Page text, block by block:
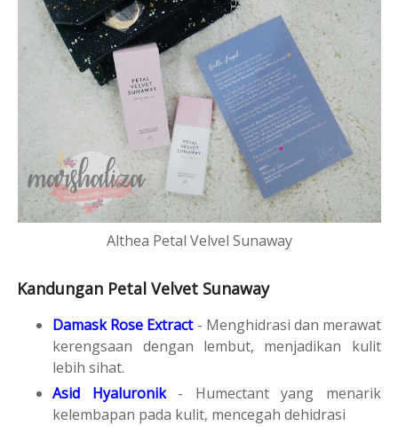
Althea Petal Velvel Sunaway
Kandungan Petal Velvet Sunaway
Damask Rose Extract- Menghidrasi dan merawat
kerengsaan dengan lembut, menjadikan kulit
lebih sihat.
Asid Hyaluronik- Humectant yang menarik
kelembapan pada kulit, mencegah dehidrasi